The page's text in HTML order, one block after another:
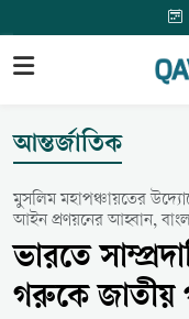
আন্তর্জাতিক
মুসলিম মহাপঞ্চায়তের
আইন প্রণয়নের আহ্বান,
ভারতে
গরুকে জাতীয়